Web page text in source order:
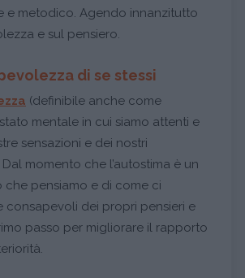
e metodico. Agendo innanzitutto
e sul pensiero.
di se stessi
(definibile anche come
mentale in cui siamo attenti e
sensazioni e dei nostri
momento che l’autostima è un
che pensiamo e di come ci
consapevoli dei propri pensieri e
passo per migliorare il rapporto